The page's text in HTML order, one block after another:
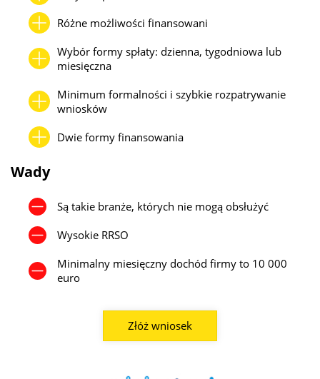
Różne możliwości finansowani
Wybór formy spłaty: dzienna, tygodniowa lub
miesięczna
Minimum formalności i szybkie rozpatrywanie
wniosków
Dwie formy finansowania
Wady
Są takie branże, których nie mogą obsłużyć
Wysokie RRSO
Minimalny miesięczny dochód firmy to 10 000
euro
Złóż wniosek